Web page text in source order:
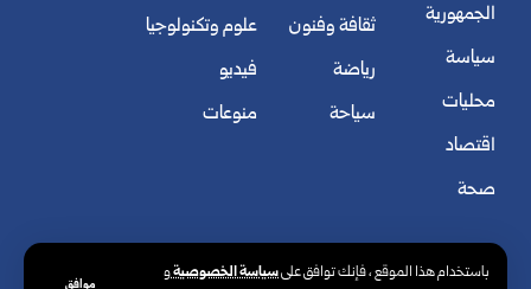
باستخدام هذا الموقع ، فإنك توافق علىسياسة الخصوصيةو
موافق
الجمهورية
سياسة
محليات
اقتصاد
صحة
ثقافة وفنون
رياضة
سياحة
علوم وتكنولوجيا
فيديو
منوعات